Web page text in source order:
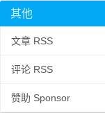
其他
文章 RSS
评论 RSS
赞助 Sponsor